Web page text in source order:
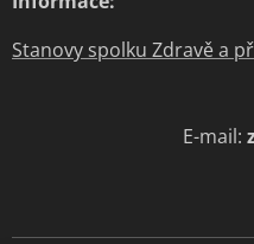
Stanovy spolku Zdravě a
E-mail: